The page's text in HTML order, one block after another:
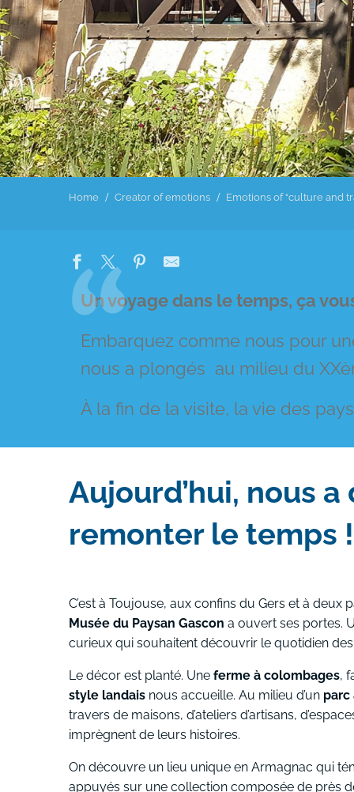
Home Creator of emotions Emotions of “culture and
Un voyage dans le temps, ça
Embarquez comme nous pour
nous a plongés au milieu du
À la fin de la visite, la vie des
Aujourd’hui, nous
remonter le temps !
C’est à Toujouse, aux confins du Gers et à deux
Musée du Paysan Gascon a ouvert ses portes.
curieux qui souhaitent découvrir le quotidien des
Le décor est planté. Une ferme à colombages,
style landais nous accueille. Au milieu d’un parc
travers de maisons, d’ateliers d’artisans,
imprègnent de leurs histoires.
On découvre un lieu unique en Armagnac qui
appuyés sur une collection composée de près